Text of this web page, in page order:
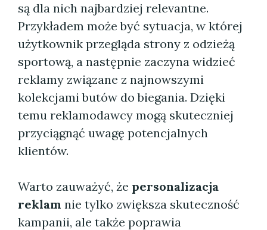
są dla nich najbardziej relevantne.
Przykładem może być sytuacja, w której
użytkownik przegląda strony z odzieżą
sportową, a następnie zaczyna widzieć
reklamy związane z najnowszymi
kolekcjami butów do biegania. Dzięki
temu reklamodawcy mogą skuteczniej
przyciągnąć uwagę potencjalnych
klientów.
Warto zauważyć, że personalizacja
reklam nie tylko zwiększa skuteczność
kampanii, ale także poprawia